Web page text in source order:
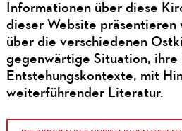
Informationen über diese
dieser Website präsentieren
über die verschiedenen
gegenwärtige Situation, ihre
Entstehungskontexte, mit
weiterführender Literatur.